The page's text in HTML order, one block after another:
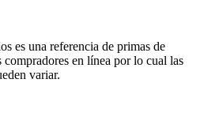
es una referencia de primas de
compradores en línea por lo cual las
variar.